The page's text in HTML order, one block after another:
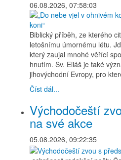
06.08.2026, 07:58:03
Biblický příběh, ze kterého
letošnímu úmornému létu.
který zaujal mnohé věřící
hnutím. Sv. Eliáš je také
jihovýchodní Evropy, pro
Číst dál...
Východočeští
na své akce
05.08.2026, 09:22:35